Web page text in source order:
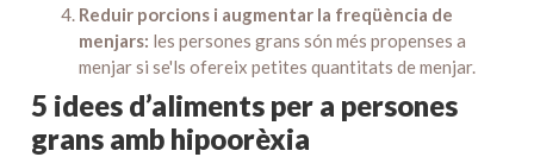
Reduir porcions i augmentar la freqüència de
menjars: les persones grans són més propenses a
menjar si se'ls ofereix petites quantitats de menjar.
5 idees d’aliments per a persones
grans amb hipoorèxia